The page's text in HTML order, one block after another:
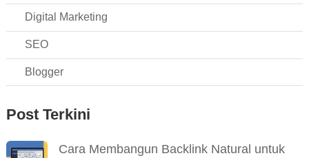
Digital Marketing
SEO
Blogger
Post Terkini
Cara Membangun Backlink Natural untuk